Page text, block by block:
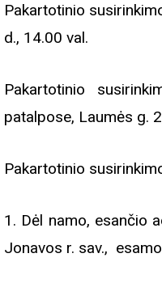
Pakartotinio
d., 14.00 val.
Pakartotinio
patalpose, Laumės g.
Pakartotinio
1. Dėl namo, esančio
Jonavos r. sav.,